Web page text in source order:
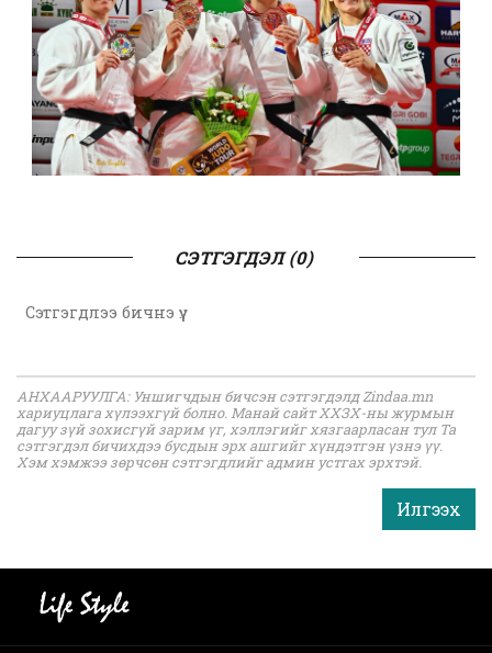
СЭТГЭГДЭЛ (0)
АНХААРУУЛГА: Уншигчдын бичсэн сэтгэгдэлд Zindaa.mn
хариуцлага хүлээхгүй болно. Манай сайт ХХЗХ-ны журмын
дагуу зүй зохисгүй зарим үг, хэллэгийг хязгаарласан тул Та
сэтгэгдэл бичихдээ бусдын эрх ашгийг хүндэтгэн үзнэ үү.
Хэм хэмжээ зөрчсөн сэтгэгдлийг админ устгах эрхтэй.
Илгээх